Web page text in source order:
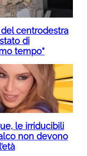
del centrodestra
di
tempo”
le irriducibili
non devono